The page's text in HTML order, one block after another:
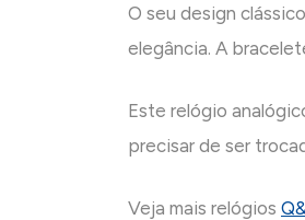
O seu design
elegância. A
Este relógio
precisar de ser
Veja mais relógios